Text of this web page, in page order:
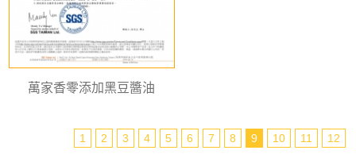
萬家香零添加黑豆醬油
1 2 3 4 5 6 7 8 9 10 11 12